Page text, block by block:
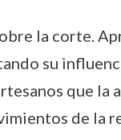
la corte.
su
que la
de la